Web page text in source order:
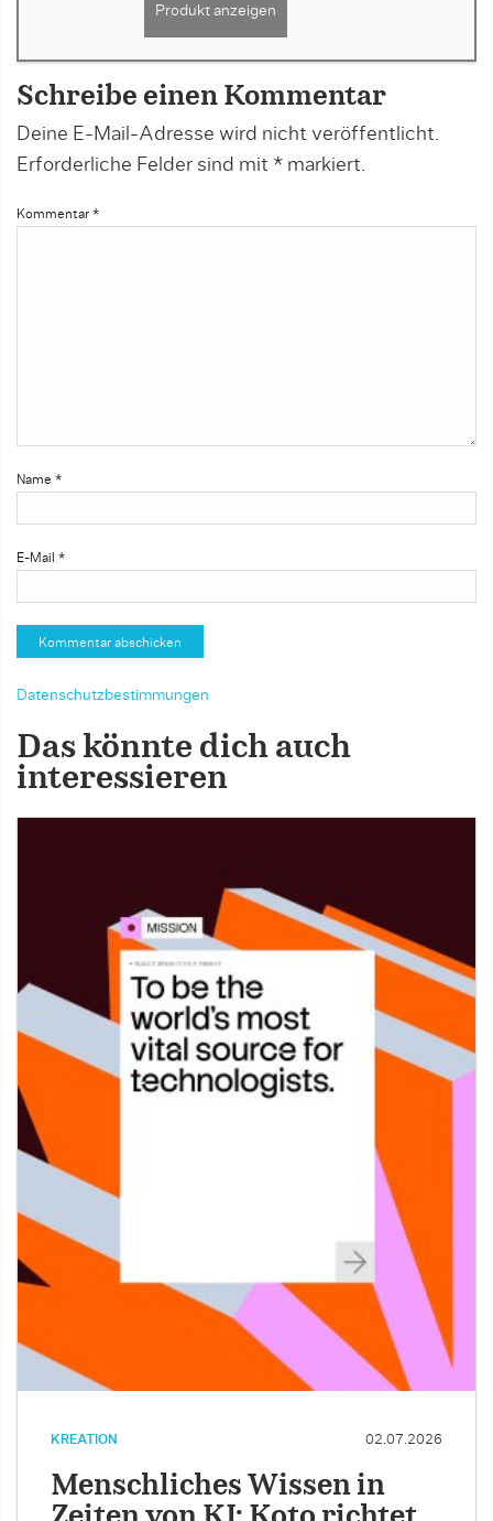
Produkt anzeigen
Schreibe einen Kommentar
Deine E-Mail-Adresse wird nicht veröffentlicht.
Erforderliche Felder sind mit * markiert.
Kommentar *
Name *
E-Mail *
Datenschutzbestimmungen
Das könnte dich auch
interessieren
KREATION 02.07.2026
Menschliches Wissen in